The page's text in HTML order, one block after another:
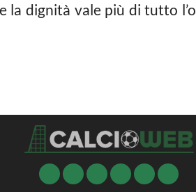
la dignità vale più di tutto